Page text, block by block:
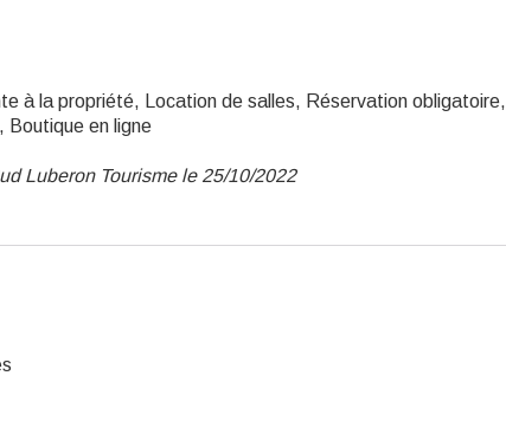
à la propriété, Location de salles, Réservation obligatoire,
Boutique en ligne
Luberon Tourisme le 25/10/2022